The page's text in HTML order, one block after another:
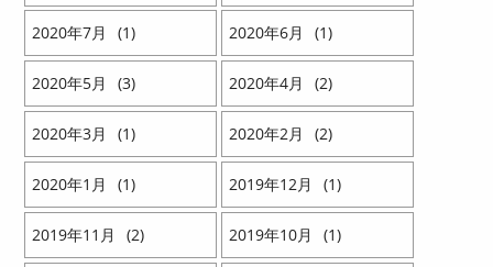
2020 7 1 2020 6 1
2020 5 3 2020 4 2
2020 3 1 2020 2 2
2020 1 1 2019 12 1
2019 11 2 2019 10 1